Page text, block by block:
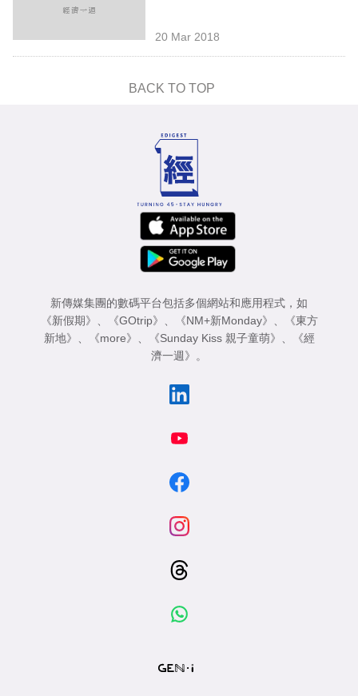
20 Mar 2018
BACK TO TOP
新傳媒集團的數碼平台包括多個網站和應用程式，如
《新假期》 、 《GOtrip》 、 《NM+新Monday》 、
《東方
新地》 、 《more》 、 《Sunday Kiss 親子童萌》 、
《經
濟一週》 。